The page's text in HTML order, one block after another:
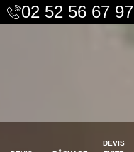
02 52 56 67 97
DEVIS